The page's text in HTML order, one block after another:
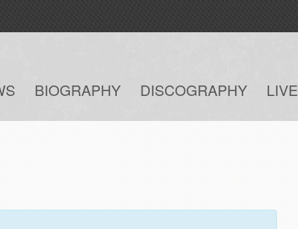
BIOGRAPHY DISCOGRAPHY LIVE